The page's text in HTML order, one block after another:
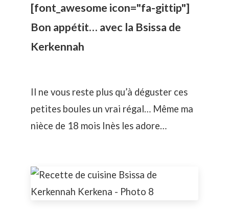
[font_awesome icon="fa-gittip"]
Bon appétit… avec la Bsissa de
Kerkennah
Il ne vous reste plus qu’à déguster ces
petites boules un vrai régal… Même ma
nièce de 18 mois Inès les adore…